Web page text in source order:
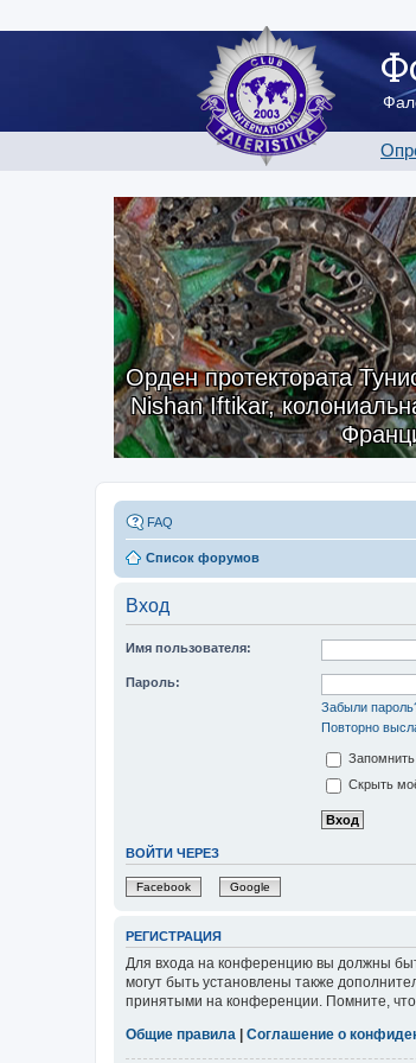
Орден протектората
Nishan Iftikar,
FAQ
Список форумов
Вход
Имя пользователя:
Пароль:
Забыли
Повторно
Скрыть
ВОЙТИ ЧЕРЕЗ
Facebook Google
РЕГИСТРАЦИЯ
Для входа на конференцию вы должны
могут быть установлены также
принятыми на конференции. Помните,
Общие правила
Соглашение о